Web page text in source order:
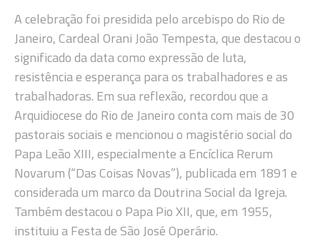
A celebração foi presidida pelo arcebispo do Rio de
Janeiro, Cardeal Orani João Tempesta, que destacou o
significado da data como expressão de luta,
resistência e esperança para os trabalhadores e as
trabalhadoras. Em sua reflexão, recordou que a
Arquidiocese do Rio de Janeiro conta com mais de 30
pastorais sociais e mencionou o magistério social do
Papa Leão XIII, especialmente a Encíclica Rerum
Novarum (“Das Coisas Novas”), publicada em 1891 e
considerada um marco da Doutrina Social da Igreja.
Também destacou o Papa Pio XII, que, em 1955,
instituiu a Festa de São José Operário.